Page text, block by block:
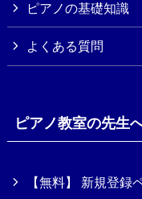
ピアノの基礎知識
よくある質問
ピアノ教室の先生
【無料】 新規登録